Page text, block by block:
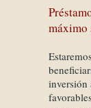
máximo
inversión